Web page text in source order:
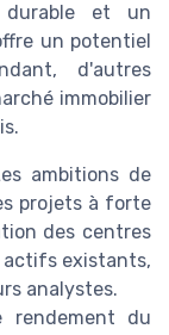
durable et un
un potentiel
d'autres
immobilier
ambitions de
projets à forte
des centres
actifs existants,
analystes.
rendement du